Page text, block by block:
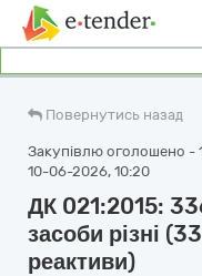
Повернутись назад
Закупівлю оголошено -
10-06-2026, 10:20
ДК 021:2015:
засоби різні
реактиви)